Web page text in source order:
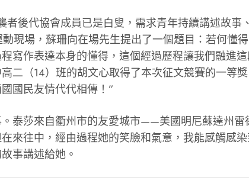
後代協會成員已是白叟，需求青年持續講述故
現場，蘇珊向在場先生提出了一個題目：若何懂
寫作表達本身的懂得，這個經過歷程讓我們融進
二（14）班的胡文心取得了本次征文競賽的一等
國民友情代代相傳！”
泰莎來自衢州市的友愛城市——美國明尼蘇達州
來往中，經由過程她的笑臉和氣意，我能感觸感
事講述給她。